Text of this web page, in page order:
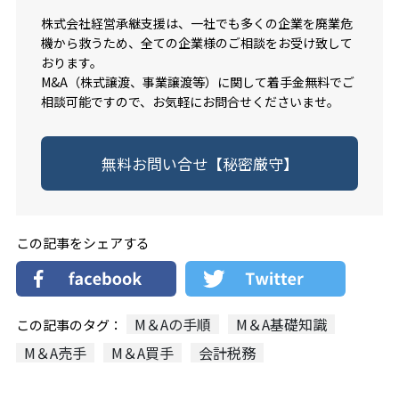
株式会社経営承継支援は、一社でも多くの企業を廃業危
機から救うため、全ての企業様のご相談をお受け致して
おります。
M&A（株式譲渡、事業譲渡等）に関して着手金無料でご
相談可能ですので、お気軽にお問合せくださいませ。
無料お問い合せ【秘密厳守】
この記事をシェアする
この記事のタグ： M＆Aの手順
M＆A基礎知識
M＆A売手
M＆A買手 会計税務